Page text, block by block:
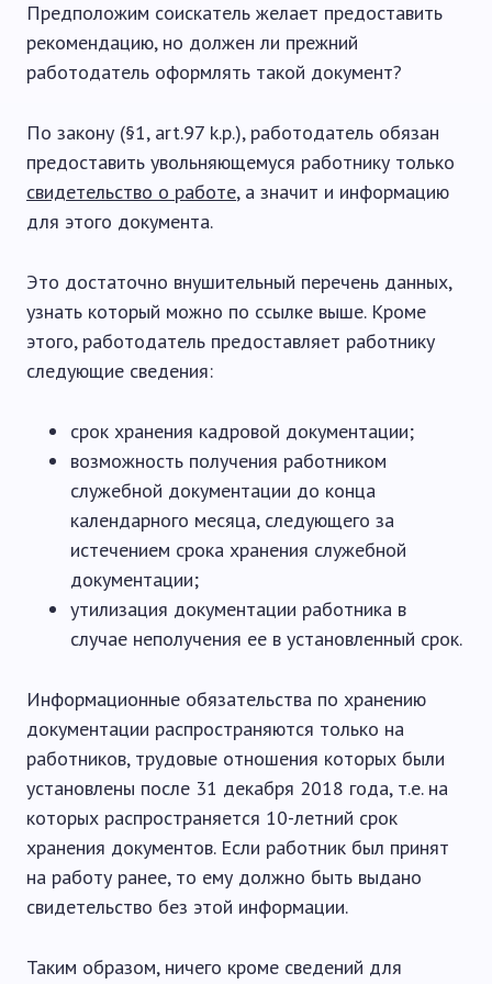
Предположим соискатель желает предоставить
рекомендацию, но должен ли прежний
работодатель оформлять такой документ?
По закону (§1, art.97 k.p.), работодатель обязан
предоставить увольняющемуся работнику только
свидетельство о работе, а значит и информацию
для этого документа.
Это достаточно внушительный перечень данных,
узнать который можно по ссылке выше. Кроме
этого, работодатель предоставляет работнику
следующие сведения:
срок хранения кадровой документации;
возможность получения работником
служебной документации до конца
календарного месяца, следующего за
истечением срока хранения служебной
документации;
утилизация документации работника в
случае неполучения ее в установленный срок.
Информационные обязательства по хранению
документации распространяются только на
работников, трудовые отношения которых были
установлены после 31 декабря 2018 года, т.е. на
которых распространяется 10-летний срок
хранения документов. Если работник был принят
на работу ранее, то ему должно быть выдано
свидетельство без этой информации.
Таким образом, ничего кроме сведений для